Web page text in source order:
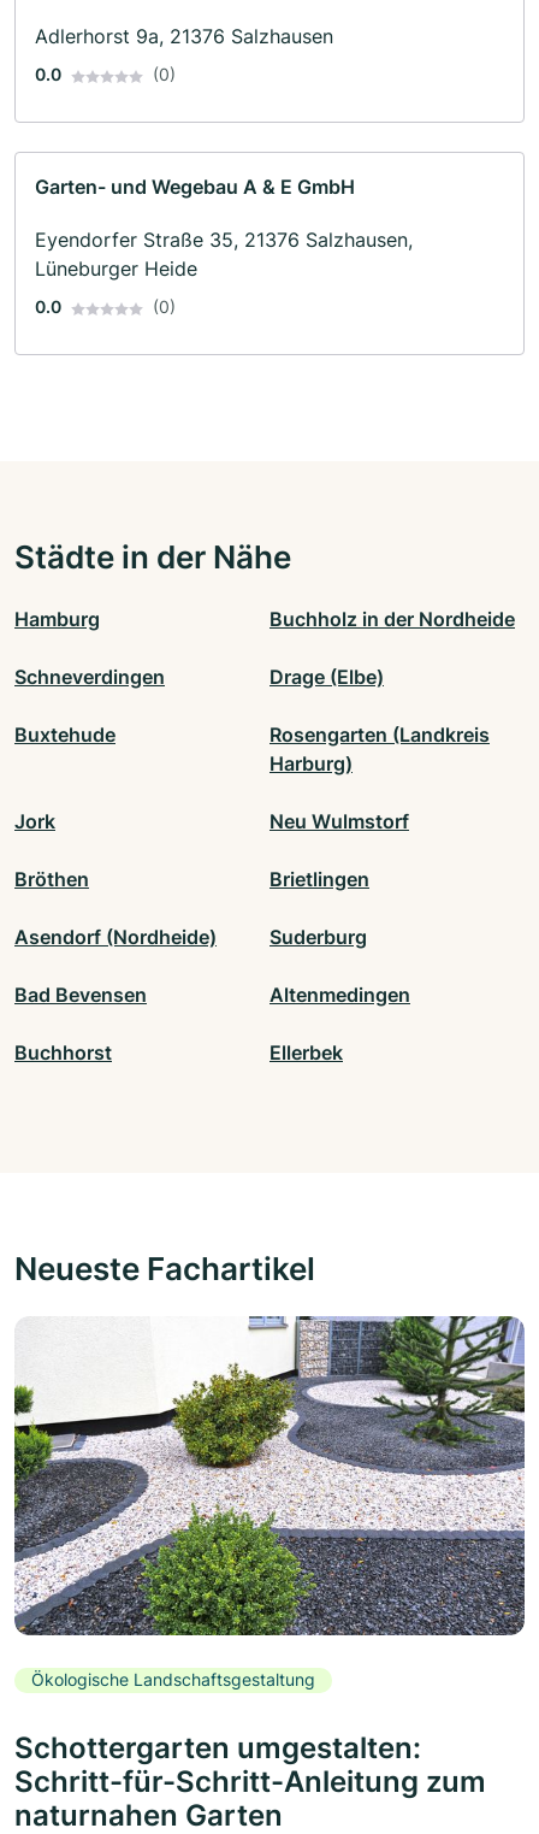
Adlerhorst 9a, 21376 Salzhausen
0.0 (0)
Garten- und Wegebau A & E GmbH
Eyendorfer Straße 35, 21376 Salzhausen,
Lüneburger Heide
0.0 (0)
Städte in der Nähe
Hamburg Buchholz in der Nordheide
Schneverdingen Drage (Elbe)
Buxtehude
Rosengarten (Landkreis
Harburg)
Jork Neu Wulmstorf
Bröthen Brietlingen
Asendorf (Nordheide) Suderburg
Bad Bevensen Altenmedingen
Buchhorst Ellerbek
Neueste Fachartikel
Ökologische Landschaftsgestaltung
Schottergarten umgestalten:
Schritt-für-Schritt-Anleitung zum
naturnahen Garten